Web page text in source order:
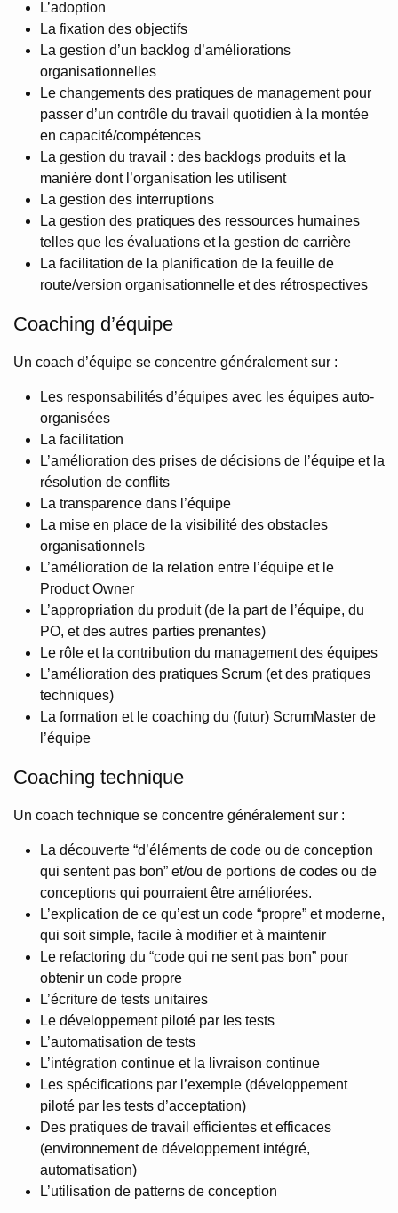
L’adoption
La fixation des objectifs
La gestion d’un backlog d’améliorations
organisationnelles
Le changements des pratiques de management pour
passer d’un contrôle du travail quotidien à la montée
en capacité/compétences
La gestion du travail : des backlogs produits et la
manière dont l’organisation les utilisent
La gestion des interruptions
La gestion des pratiques des ressources humaines
telles que les évaluations et la gestion de carrière
La facilitation de la planification de la feuille de
route/version organisationnelle et des rétrospectives
Coaching d’équipe
Un coach d’équipe se concentre généralement sur :
Les responsabilités d’équipes avec les équipes auto-
organisées
La facilitation
L’amélioration des prises de décisions de l’équipe et la
résolution de conflits
La transparence dans l’équipe
La mise en place de la visibilité des obstacles
organisationnels
L’amélioration de la relation entre l’équipe et le
Product Owner
L’appropriation du produit (de la part de l’équipe, du
PO, et des autres parties prenantes)
Le rôle et la contribution du management des équipes
L’amélioration des pratiques Scrum (et des pratiques
techniques)
La formation et le coaching du (futur) ScrumMaster de
l’équipe
Coaching technique
Un coach technique se concentre généralement sur :
La découverte “d’éléments de code ou de conception
qui sentent pas bon” et/ou de portions de codes ou de
conceptions qui pourraient être améliorées.
L’explication de ce qu’est un code “propre” et moderne,
qui soit simple, facile à modifier et à maintenir
Le refactoring du “code qui ne sent pas bon” pour
obtenir un code propre
L’écriture de tests unitaires
Le développement piloté par les tests
L’automatisation de tests
L’intégration continue et la livraison continue
Les spécifications par l’exemple (développement
piloté par les tests d’acceptation)
Des pratiques de travail efficientes et efficaces
(environnement de développement intégré,
automatisation)
L’utilisation de patterns de conception